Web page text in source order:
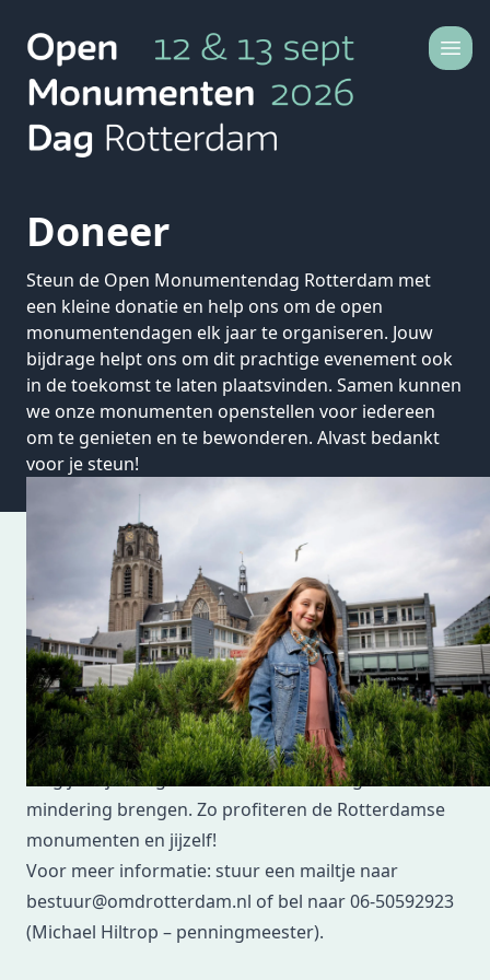
Dit is Open Monumentendag Rotterdam
Doneer
Steun de Open Monumentendag Rotterdam met
een kleine donatie en help ons om de open
monumentendagen elk jaar te organiseren. Jouw
bijdrage helpt ons om dit prachtige evenement ook
in de toekomst te laten plaatsvinden. Samen kunnen
we onze monumenten openstellen voor iedereen
om te genieten en te bewonderen. Alvast bedankt
voor je steun!
Mocht je de Open Monumentendag willen steunen
met een periodieke gift (van bijvoorbeeld € 5 per
maand) dan kan dat ook. Deze periodieke giften
mag je in je aangifte inkomstenbelasting in
mindering brengen. Zo profiteren de Rotterdamse
monumenten en jijzelf!
Voor meer informatie: stuur een mailtje naar
bestuur@omdrotterdam.nl of bel naar 06-50592923
(Michael Hiltrop – penningmeester).